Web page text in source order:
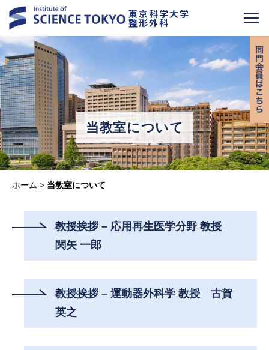
東京科学大学
整形外科
当教室について
ホーム > 当教室について
教授挨拶 – 応用再生医学分野 教授
関矢 一郎
教授挨拶 – 運動器外科学 教授 古賀
英之